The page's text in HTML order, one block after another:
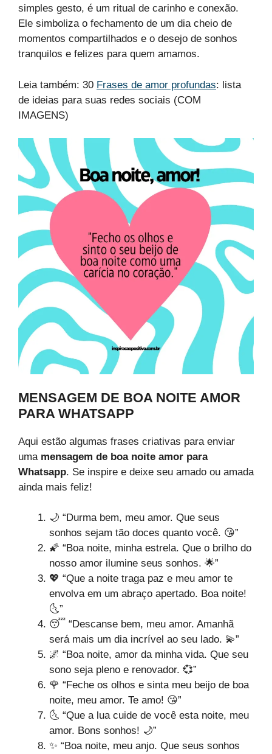
simples gesto, é um ritual de carinho e conexão.
Ele simboliza o fechamento de um dia cheio de
momentos compartilhados e o desejo de sonhos
tranquilos e felizes para quem amamos.
Leia também: 30 Frases de amor profundas: lista
de ideias para suas redes sociais (COM
IMAGENS)
MENSAGEM DE BOA NOITE AMOR
PARA WHATSAPP
Aqui estão algumas frases criativas para enviar
uma mensagem de boa noite amor para
Whatsapp. Se inspire e deixe seu amado ou amada
ainda mais feliz!
🌙 “Durma bem, meu amor. Que seus
sonhos sejam tão doces quanto você. 😘”
🌠 “Boa noite, minha estrela. Que o brilho do
nosso amor ilumine seus sonhos. 🌟”
💖 “Que a noite traga paz e meu amor te
envolva em um abraço apertado. Boa noite!
🌜”
😴 “Descanse bem, meu amor. Amanhã
será mais um dia incrível ao seu lado. 💫”
🌌 “Boa noite, amor da minha vida. Que seu
sono seja pleno e renovador. 💞”
🌹 “Feche os olhos e sinta meu beijo de boa
noite, meu amor. Te amo! 😘”
🌜 “Que a lua cuide de você esta noite, meu
amor. Bons sonhos! 🌙”
✨ “Boa noite, meu anjo. Que seus sonhos